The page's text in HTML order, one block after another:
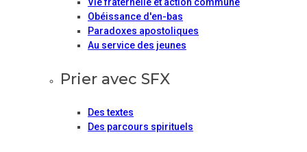
Obéissance d'en-bas
Paradoxes apostoliques
Au service des jeunes
Prier avec SFX
Des textes
Des parcours spirituels